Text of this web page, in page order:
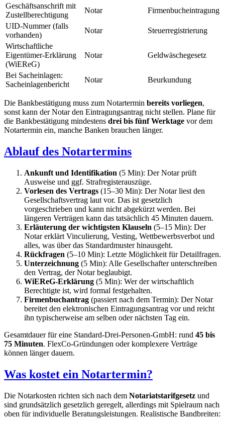
Geschäftsanschrift mit
Zustellberechtigung
Notar
Firmenbucheintragung
UID-Nummer (falls
vorhanden)
Notar
Steuerregistrierung
Wirtschaftliche
Eigentümer-Erklärung
(WiEReG)
Notar Geldwäschegesetz
Bei Sacheinlagen:
Sacheinlagenbericht
Notar Beurkundung
Die Bankbestätigung muss zum Notartermin bereits vorliegen,
sonst kann der Notar den Eintragungsantrag nicht stellen. Plane für
die Bankbestätigung mindestens drei bis fünf Werktage vor dem
Notartermin ein, manche Banken brauchen länger.
Ablauf des Notartermins
Ankunft und Identifikation (5 Min): Der Notar prüft
Ausweise und ggf. Strafregisterauszüge.
Vorlesen des Vertrags (15–30 Min): Der Notar liest den
Gesellschaftsvertrag laut vor. Das ist gesetzlich
vorgeschrieben und kann nicht abgekürzt werden. Bei
längeren Verträgen kann das tatsächlich 45 Minuten dauern.
Erläuterung der wichtigsten Klauseln (5–15 Min): Der
Notar erklärt Vinculierung, Vesting, Wettbewerbsverbot und
alles, was über das Standardmuster hinausgeht.
Rückfragen (5–10 Min): Letzte Möglichkeit für Detailfragen.
Unterzeichnung (5 Min): Alle Gesellschafter unterschreiben
den Vertrag, der Notar beglaubigt.
WiEReG-Erklärung (5 Min): Wer der wirtschaftlich
Berechtigte ist, wird formal festgehalten.
Firmenbuchantrag (passiert nach dem Termin): Der Notar
bereitet den elektronischen Eintragungsantrag vor und reicht
ihn typischerweise am selben oder nächsten Tag ein.
Gesamtdauer für eine Standard-Drei-Personen-GmbH: rund 45 bis
75 Minuten. FlexCo-Gründungen oder komplexere Verträge
können länger dauern.
Was kostet ein Notartermin?
Die Notarkosten richten sich nach dem Notariatstarifgesetz und
sind grundsätzlich gesetzlich geregelt, allerdings mit Spielraum nach
oben für individuelle Beratungsleistungen. Realistische Bandbreiten: